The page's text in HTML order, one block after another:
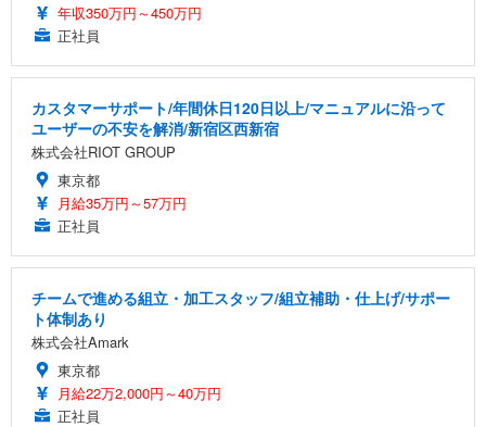
年収350万円～450万円
正社員
カスタマーサポート/年間休日120日以上/マニュアルに沿って
ユーザーの不安を解消/新宿区西新宿
株式会社RIOT GROUP
東京都
月給35万円～57万円
正社員
チームで進める組立・加工スタッフ/組立補助・仕上げ/サポー
ト体制あり
株式会社Amark
東京都
月給22万2,000円～40万円
正社員